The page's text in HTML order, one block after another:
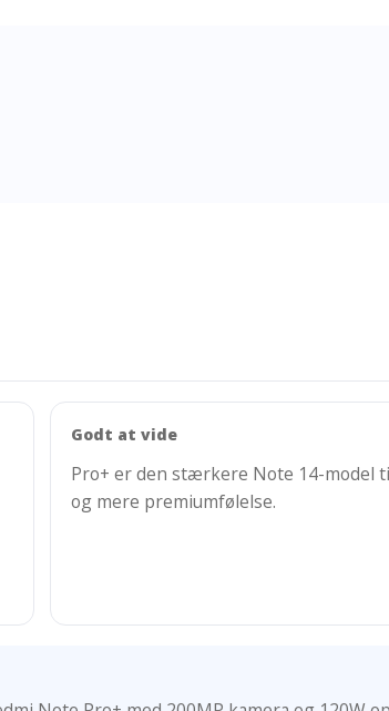
Godt at vide
Pro+ er den stærkere Note 14-model
og mere premiumfølelse.